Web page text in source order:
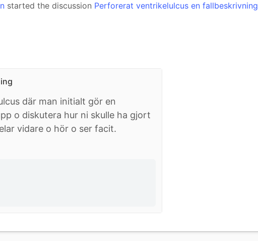
started the discussion Perforerat ventrikelulcus en fallbeskrivning
där man initialt gör en
o diskutera hur ni skulle ha gjort
vidare o hör o ser facit.